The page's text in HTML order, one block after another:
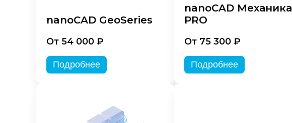
nanoCAD GeoSeries
От 54 000 ₽
Подробнее
nanoCAD Механика
PRO
От 75 300 ₽
Подробнее